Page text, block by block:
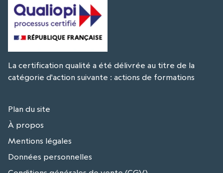
La certification qualité a été délivrée au titre de la
catégorie d'action suivante : actions de formations
Plan du site
À propos
Mentions légales
Données personnelles